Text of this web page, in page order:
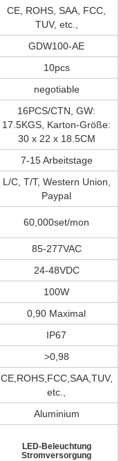
CE, ROHS, SAA, FCC,
TUV, etc.,
GDW100-AE
10pcs
negotiable
16PCS/CTN, GW:
17.5KGS, Karton-Größe:
30 x 22 x 18.5CM
7-15 Arbeitstage
L/C, T/T, Western Union,
Paypal
60,000set/mon
85-277VAC
24-48VDC
100W
0,90 Maximal
IP67
>0,98
CE,ROHS,FCC,SAA,TUV,
etc.,
Aluminium
LED-Beleuchtung
Stromversorgung